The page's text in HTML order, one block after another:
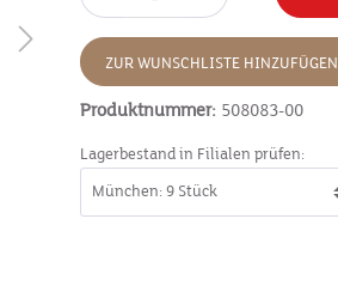
ZUR WUNSCHLISTE HINZUFÜGEN
Produktnummer: 508083-00
Lagerbestand in Filialen prüfen: